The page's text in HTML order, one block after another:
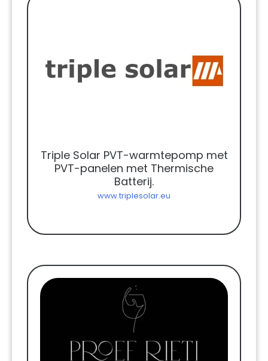
Triple Solar PVT-warmtepomp met
PVT-panelen met Thermische
Batterij.
www.triplesolar.eu